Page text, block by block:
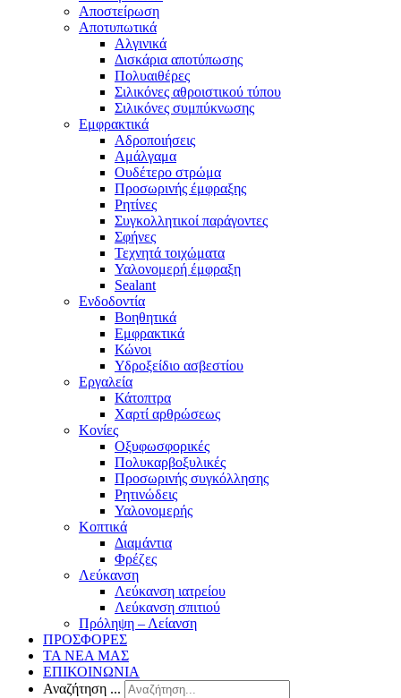
Αποστείρωση
Αποτυπωτικά
Αλγινικά
Δισκάρια αποτύπωσης
Πολυαιθέρες
Σιλικόνες αθροιστικού τύπου
Σιλικόνες συμπύκνωσης
Εμφρακτικά
Αδροποιήσεις
Αμάλγαμα
Ουδέτερο στρώμα
Προσωρινής έμφραξης
Ρητίνες
Συγκολλητικοί παράγοντες
Σφήνες
Τεχνητά τοιχώματα
Υαλονομερή έμφραξη
Sealant
Ενδοδοντία
Βοηθητικά
Εμφρακτικά
Κώνοι
Υδροξείδιο ασβεστίου
Εργαλεία
Κάτοπτρα
Χαρτί αρθρώσεως
Κονίες
Οξυφωσφορικές
Πολυκαρβοξυλικές
Προσωρινής συγκόλλησης
Ρητινώδεις
Υαλονομερής
Κοπτικά
Διαμάντια
Φρέζες
Λεύκανση
Λεύκανση ιατρείου
Λεύκανση σπιτιού
Πρόληψη – Λείανση
ΠΡΟΣΦΟΡΕΣ
ΤΑ ΝΕΑ ΜΑΣ
ΕΠΙΚΟΙΝΩΝΙΑ
Αναζήτηση ...